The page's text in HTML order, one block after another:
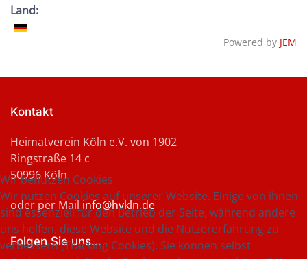
Land:
Powered by JEM
Kontakt
Heimatverein Köln e.V. von 1902
Ringstraße 14 c
50996 Köln
oder per Mailinfo@hvkln.de
Folgen Sie uns...
Wir benutzen Cookies
Wir nutzen Cookies auf unserer Website. Einige von ihnen
sind essenziell für den Betrieb der Seite, während andere
uns helfen, diese Website und die Nutzererfahrung zu
verbessern (Tracking Cookies). Sie können selbst